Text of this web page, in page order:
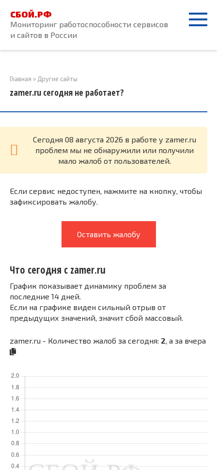
контенту
СБОЙ.РФ
Мониторинг работоспособности сервисов
и сайтов в России
Главная » Другие сайты
zamer.ru сегодня не работает?
Cегодня 08 августа 2026 в работе у zamer.ru
проблем мы не обнаружили или получили
мало жалоб от пользователей.
Если сервис недоступен, нажмите на кнопку, чтобы
зафиксировать жалобу.
Оставить жалобу
Что сегодня с zamer.ru
График показывает динамику проблем за
последние 14 дней.
Если на графике виден сильный отрыв от
предыдущих значений, значит сбой массовый.
zamer.ru - Количество жалоб за сегодня: 2 , а за вчера